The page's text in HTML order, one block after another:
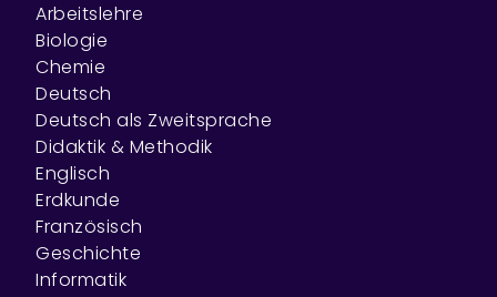
Arbeitslehre
Biologie
Chemie
Deutsch
Deutsch als Zweitsprache
Didaktik & Methodik
Englisch
Erdkunde
Französisch
Geschichte
Informatik